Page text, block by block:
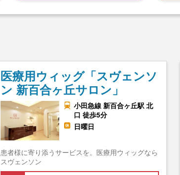
医療用ウィッグ「スヴェンソ
ン 新百合ヶ丘サロン」
小田急線 新百合ヶ丘駅 北
口 徒歩5分
日曜日
患者様に寄り添うサービスを。医療用ウィッグなら
スヴェンソン